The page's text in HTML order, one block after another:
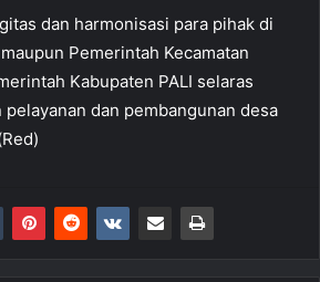
dan harmonisasi para pihak di
Pemerintah Kecamatan
Kabupaten PALI selaras
dan pembangunan desa